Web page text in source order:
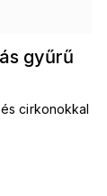
gyűrű
cirkonokkal